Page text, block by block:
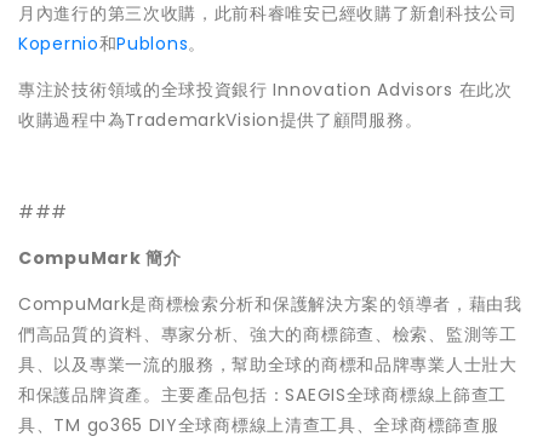
月內進行的第三次收購，此前科睿唯安已經收購了新創科技公司
Kopernio和Publons。
專注於技術領域的全球投資銀行 Innovation Advisors 在此次
收購過程中為TrademarkVision提供了顧問服務。
###
CompuMark 簡介
CompuMark是商標檢索分析和保護解決方案的領導者，藉由我
們高品質的資料、專家分析、強大的商標篩查、檢索、監測等工
具、以及專業一流的服務，幫助全球的商標和品牌專業人士壯大
和保護品牌資產。主要產品包括：SAEGIS全球商標線上篩查工
具、TM go365 DIY全球商標線上清查工具、全球商標篩查服